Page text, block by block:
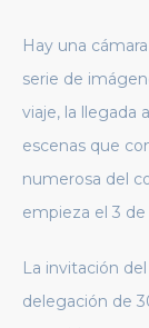
Hay una
serie de
viaje, la llegada
escenas que
numerosa del
empieza el 3
La invitación
delegación de